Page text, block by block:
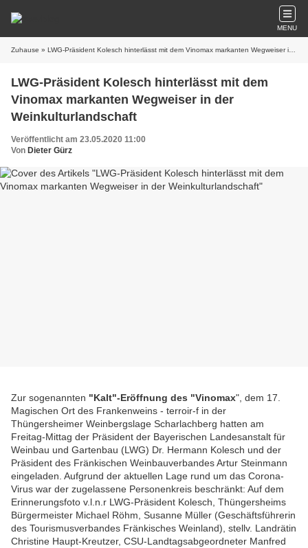
MENU
Zuhause » LWG-Präsident Kolesch hinterlässt mit dem Vinomax markanten Wegweiser in der Weinkulturlandschaft
LWG-Präsident Kolesch hinterlässt mit dem
Vinomax markanten Wegweiser in der
Weinkulturlandschaft
Veröffentlicht am 23.05.2020 11:00
Von Dieter Gürz
Zur sogenannten "Kalt"-Eröffnung des "Vinomax", dem 17.
Magischen Ort des Frankenweins - terroir-f in der
Thüngersheimer Weinbergslage Scharlachberg hatten am
Freitag-Mittag der Präsident der Bayerischen Landesanstalt für
Weinbau und Gartenbau (LWG) Dr. Hermann Kolesch und der
Präsident des Fränkischen Weinbauverbandes Artur Steinmann
eingeladen. Aufgrund der aktuellen Lage rund um das Corona-
Virus war der zugelassene Personenkreis beschränkt: Auf dem
Erinnerungsfoto v.l.n.r LWG-Präsident Kolesch, Thüngersheims
Bürgermeister Michael Röhm, Susanne Müller (Geschäftsführerin
des Tourismusverbandes Fränkisches Weinland), stellv. Landrätin
Christine Haupt-Kreutzer, CSU-Landtagsabgeordneter Manfred